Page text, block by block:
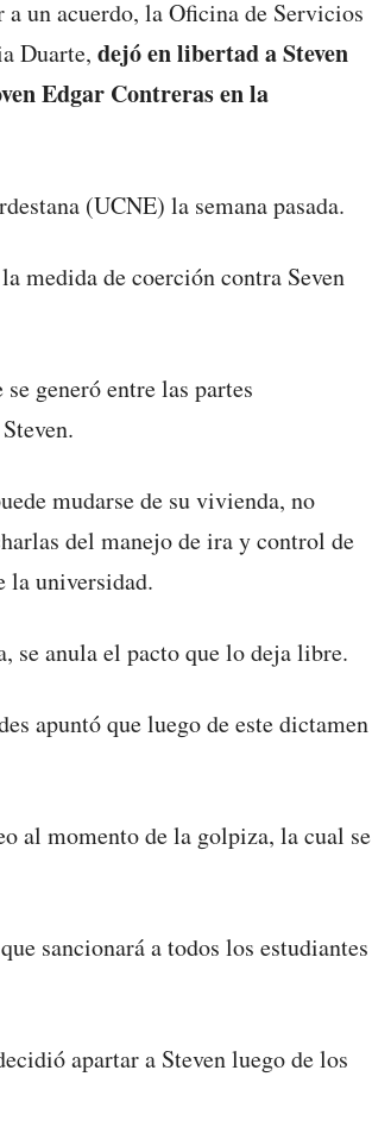
a un acuerdo, la Oficina de Servicios
Duarte, dejó en libertad a Steven
Edgar Contreras en la
(UCNE) la semana pasada.
medida de coerción contra Seven
generó entre las partes
mudarse de su vivienda, no
del manejo de ira y control de
la universidad.
se anula el pacto que lo deja libre.
apuntó que luego de este dictamen
al momento de la golpiza, la cual se
sancionará a todos los estudiantes
apartar a Steven luego de los